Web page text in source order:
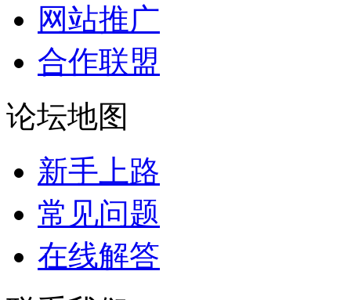
网站推广
合作联盟
论坛地图
新手上路
常见问题
在线解答